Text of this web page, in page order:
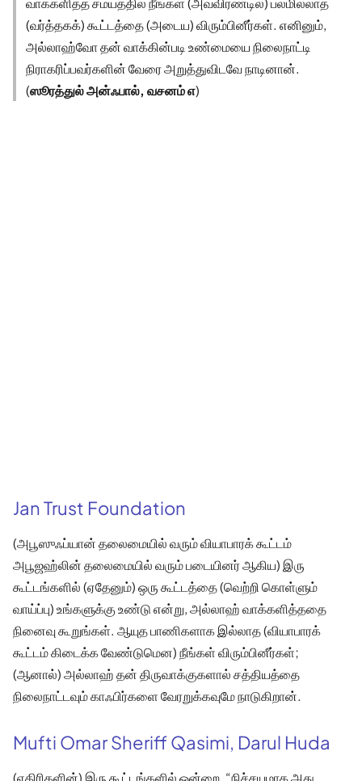
(வர்த்தகக்) கூட்டத்தை (அடைய) விரும்பினீர்கள். எனினும்,
அல்லாஹ்வோ தன் வாக்கின்படி உண்மையை நிலைநாட்டி
நிராகரிப்பவர்களின் வேரை அறுத்துவிடவே நாடினான்.
(ஸூரத்துல் அன்ஃபால், வசனம் ௭)
Jan Trust Foundation
(அபூஸுஃப்யான் தலைமையில் வரும் வியாபாரக் கூட்டம்
அபூஜஹ்லின் தலைமையில் வரும் படையினர் ஆகிய) இரு
கூட்டங்களில் (ஏதேனும்) ஒரு கூட்டத்தை (வெற்றி கொள்ளும்
வாய்ப்பு) உங்களுக்கு உண்டு என்று, அல்லாஹ் வாக்களித்ததை
நினைவு கூறுங்கள். ஆயுத பாணிகளாக இல்லாத (வியாபாரக்
கூட்டம் கிடைக்க வேண்டுமென) நீங்கள் விரும்பினீர்கள்;
(ஆனால்) அல்லாஹ் தன் திருவாக்குகளால் சத்தியத்தை
நிலைநாட்டவும் காஃபிர்களை வேரறுக்கவுமே நாடுகிறான்.
Mufti Omar Sheriff Qasimi, Darul Huda
(எதிரிகளின்) இரு கூட்டங்களில் ஒன்றை, “நிச்சயமாக அது